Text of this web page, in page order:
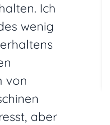
Ich
wenig
von
aber